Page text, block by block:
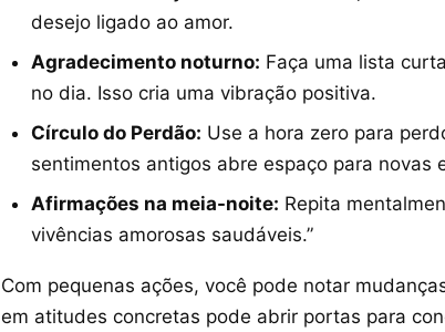
desejo ligado ao amor.
Agradecimento noturno: Faça uma lista
no dia. Isso cria uma vibração positiva.
Círculo do Perdão: Use a hora zero para
sentimentos antigos abre espaço para novas
Afirmações na meia-noite: Repita
vivências amorosas saudáveis.”
Com pequenas ações, você pode notar
em atitudes concretas pode abrir portas para